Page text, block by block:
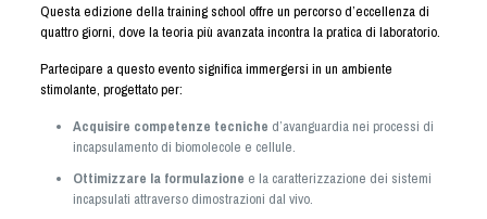
Questa edizione della training school offre un percorso d’eccellenza di
quattro giorni, dove la teoria più avanzata incontra la pratica di laboratorio.
Partecipare a questo evento significa immergersi in un ambiente
stimolante, progettato per:
Acquisire competenze tecniche d’avanguardia nei processi di
incapsulamento di biomolecole e cellule.
Ottimizzare la formulazione e la caratterizzazione dei sistemi
incapsulati attraverso dimostrazioni dal vivo.